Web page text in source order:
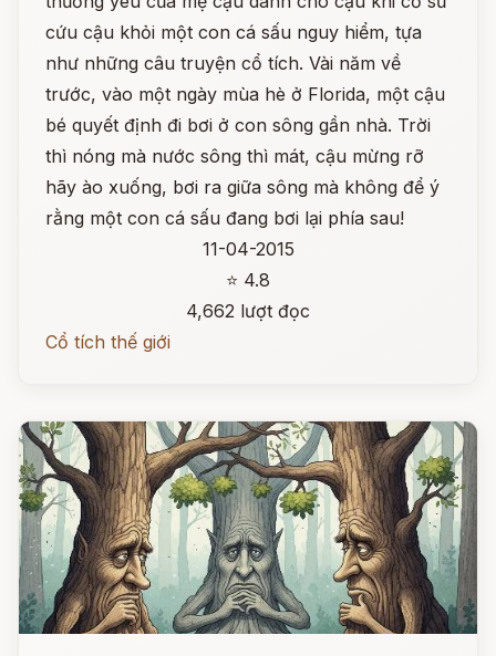
cứu cậu khỏi một con cá sấu nguy hiểm, tựa
như những câu truyện cổ tích. Vài năm về
trước, vào một ngày mùa hè ở Florida, một cậu
bé quyết định đi bơi ở con sông gần nhà. Trời
thì nóng mà nước sông thì mát, cậu mừng rỡ
hãy ào xuống, bơi ra giữa sông mà không để ý
rằng một con cá sấu đang bơi lại phía sau!
11-04-2015
⭐ 4.8
4,662 lượt đọc
Cổ tích thế giới